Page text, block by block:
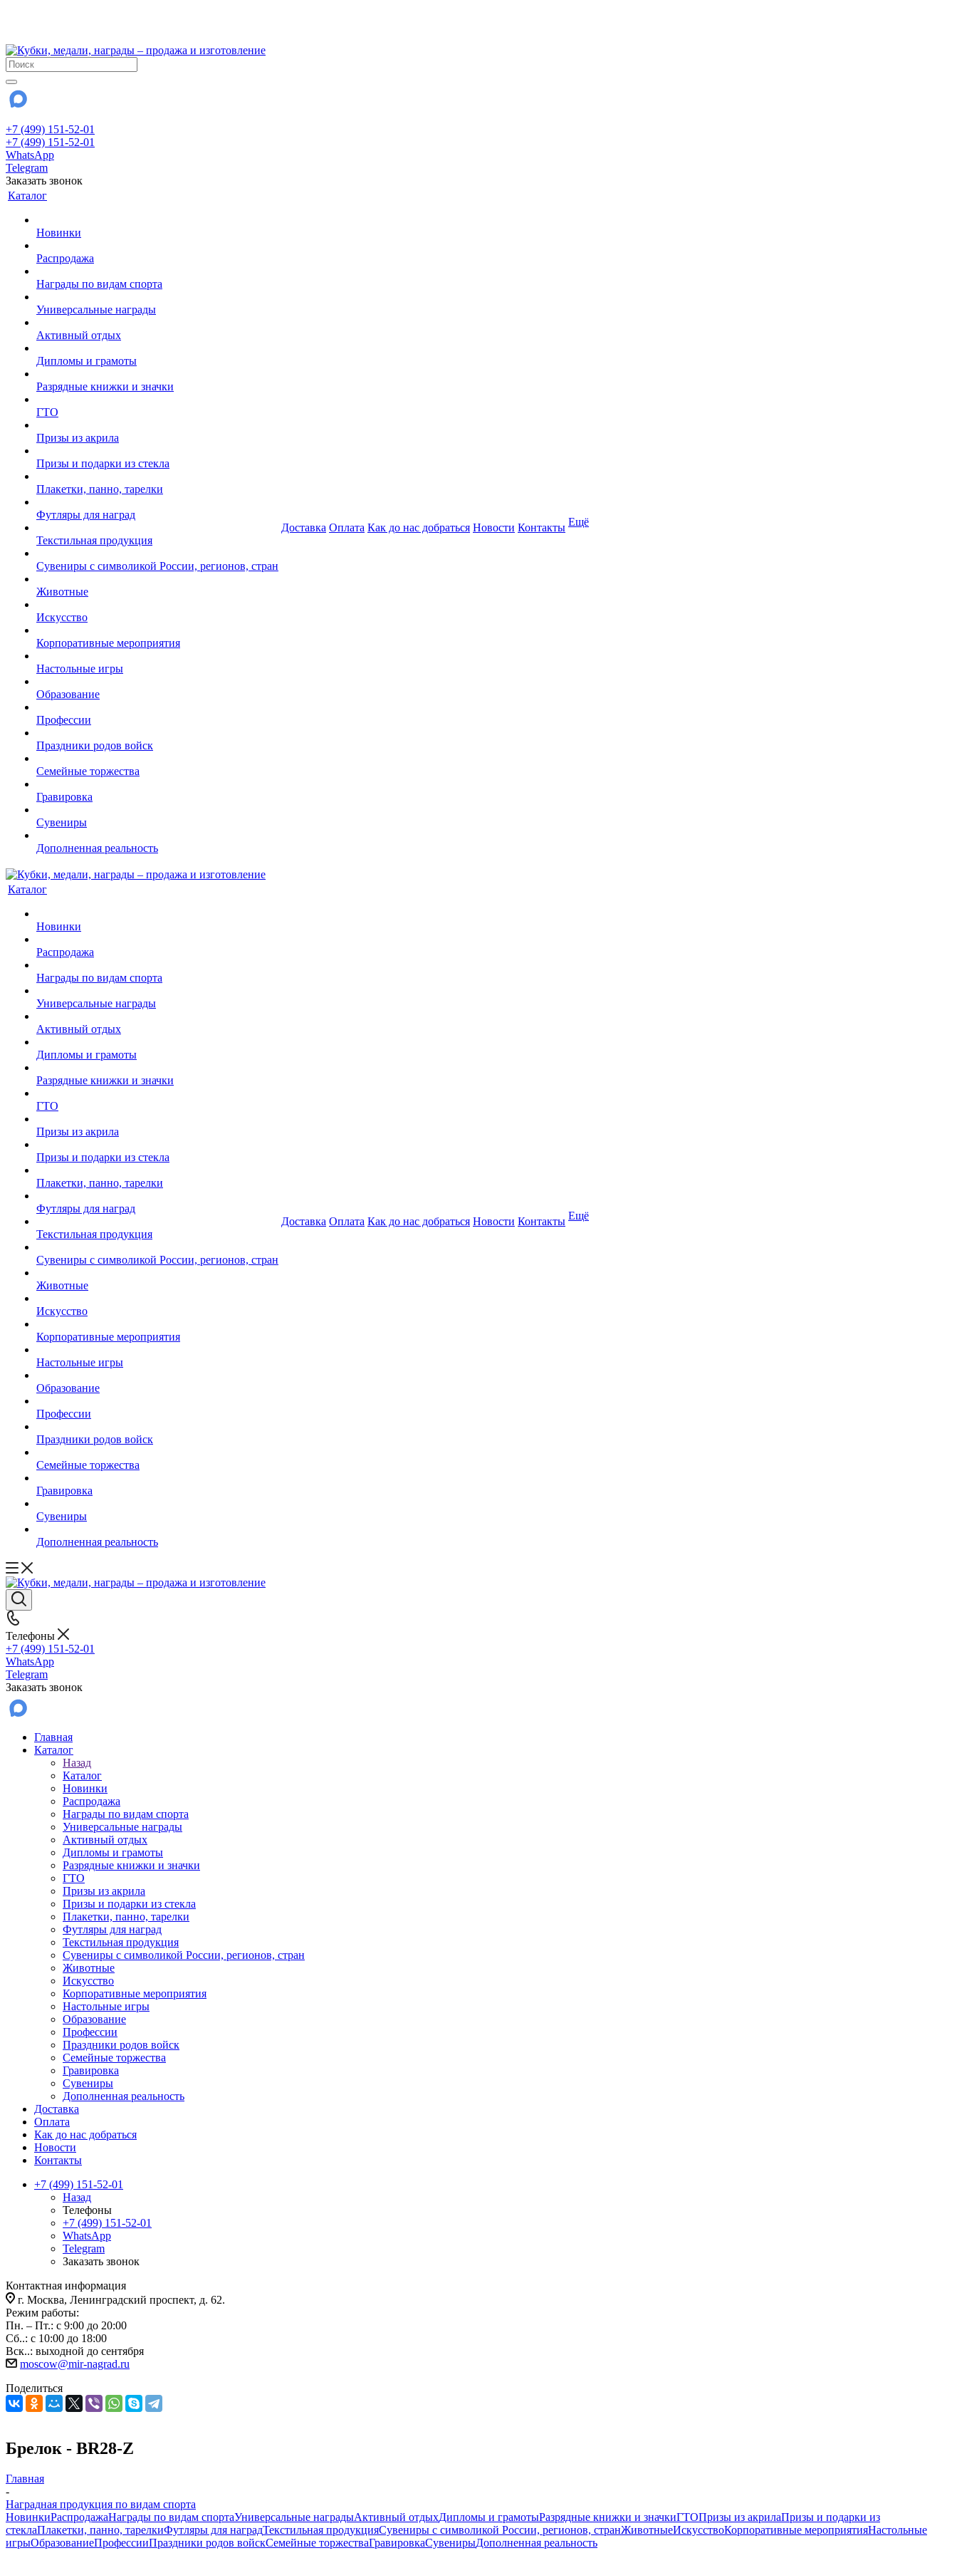
+7 (499) 151-52-01
+7 (499) 151-52-01
WhatsApp
Telegram
Заказать звонок
Каталог
Новинки
Распродажа
Награды по видам спорта
Универсальные награды
Активный отдых
Дипломы и грамоты
Разрядные книжки и значки
ГТО
Призы из акрила
Призы и подарки из стекла
Плакетки, панно, тарелки
Футляры для наград
Текстильная продукция
Сувениры с символикой России, регионов, стран
Животные
Искусство
Корпоративные мероприятия
Настольные игры
Образование
Профессии
Праздники родов войск
Семейные торжества
Гравировка
Сувениры
Дополненная реальность
Доставка Оплата Как до нас добраться Новости Контакты Ещё
Каталог
Новинки
Распродажа
Награды по видам спорта
Универсальные награды
Активный отдых
Дипломы и грамоты
Разрядные книжки и значки
ГТО
Призы из акрила
Призы и подарки из стекла
Плакетки, панно, тарелки
Футляры для наград
Текстильная продукция
Сувениры с символикой России, регионов, стран
Животные
Искусство
Корпоративные мероприятия
Настольные игры
Образование
Профессии
Праздники родов войск
Семейные торжества
Гравировка
Сувениры
Дополненная реальность
Доставка Оплата Как до нас добраться Новости Контакты Ещё
Телефоны
+7 (499) 151-52-01
WhatsApp
Telegram
Заказать звонок
Главная
Каталог
Назад
Каталог
Новинки
Распродажа
Награды по видам спорта
Универсальные награды
Активный отдых
Дипломы и грамоты
Разрядные книжки и значки
ГТО
Призы из акрила
Призы и подарки из стекла
Плакетки, панно, тарелки
Футляры для наград
Текстильная продукция
Сувениры с символикой России, регионов, стран
Животные
Искусство
Корпоративные мероприятия
Настольные игры
Образование
Профессии
Праздники родов войск
Семейные торжества
Гравировка
Сувениры
Дополненная реальность
Доставка
Оплата
Как до нас добраться
Новости
Контакты
+7 (499) 151-52-01
Назад
Телефоны
+7 (499) 151-52-01
WhatsApp
Telegram
Заказать звонок
Контактная информация
г. Москва, Ленинградский проспект, д. 62.
Режим работы:
Пн. – Пт.: с 9:00 до 20:00
Сб..: с 10:00 до 18:00
Вск..: выходной до сентября
moscow@mir-nagrad.ru
Поделиться
Брелок - BR28-Z
Главная
-
Наградная продукция по видам спорта
НовинкиРаспродажаНаграды по видам спортаУниверсальные наградыАктивный отдыхДипломы и грамотыРазрядные книжки и значкиГТОПризы из акрилаПризы и подарки из
стеклаПлакетки, панно, тарелкиФутляры для наградТекстильная продукцияСувениры с символикой России, регионов, странЖивотныеИскусствоКорпоративные мероприятияНастольные
игрыОбразованиеПрофессииПраздники родов войскСемейные торжестваГравировкаСувенирыДополненная реальность